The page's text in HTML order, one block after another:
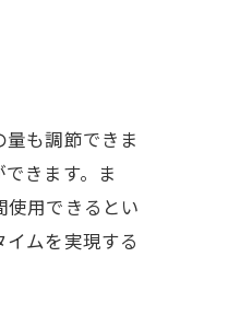
も調節できま
きます。ま
用できるとい
ムを実現する